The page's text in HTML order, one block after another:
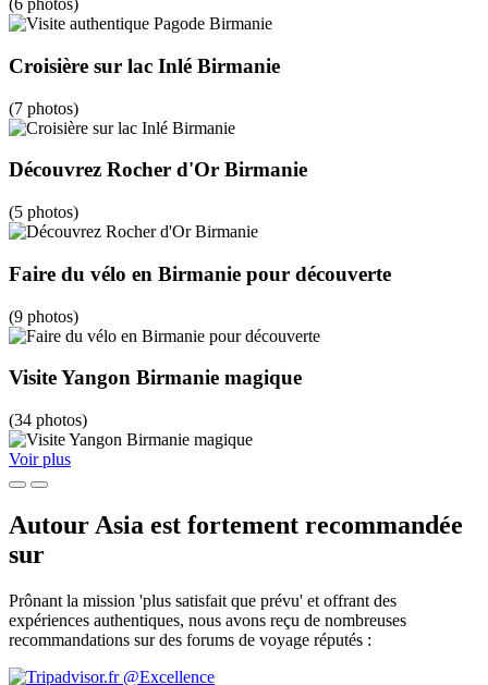
(6 photos)
Croisière sur lac Inlé Birmanie
(7 photos)
Découvrez Rocher d'Or Birmanie
(5 photos)
Faire du vélo en Birmanie pour découverte
(9 photos)
Visite Yangon Birmanie magique
(34 photos)
Voir plus
Autour Asia est fortement recommandée
sur
Prônant la mission 'plus satisfait que prévu' et offrant des
expériences authentiques, nous avons reçu de nombreuses
recommandations sur des forums de voyage réputés :